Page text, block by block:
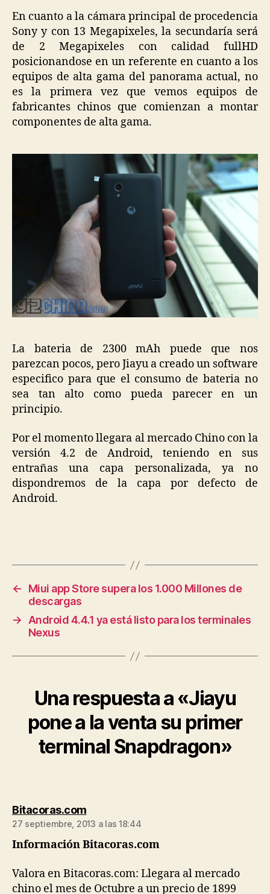
En cuanto a la cámara principal de procedencia
Sony y con 13 Megapixeles, la secundaría será
de 2 Megapixeles con calidad fullHD
posicionandose en un referente en cuanto a los
equipos de alta gama del panorama actual, no
es la primera vez que vemos equipos de
fabricantes chinos que comienzan a montar
componentes de alta gama.
La bateria de 2300 mAh puede que nos
parezcan pocos, pero Jiayu a creado un software
especifico para que el consumo de bateria no
sea tan alto como pueda parecer en un
principio.
Por el momento llegara al mercado Chino con la
versión 4.2 de Android, teniendo en sus
entrañas una capa personalizada, ya no
dispondremos de la capa por defecto de
Android.
←
Miui app Store supera los 1.000 Millones de
descargas
→
Android 4.4.1 ya está listo para los terminales
Nexus
Una respuesta a «Jiayu
pone a la venta su primer
terminal Snapdragon»
Bitacoras.comdice:
27 septiembre, 2013 a las 18:44
Información Bitacoras.com
Valora en Bitacoras.com: Llegara al mercado
chino el mes de Octubre a un precio de 1899